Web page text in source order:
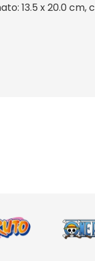
13.5 x 20.0 cm,